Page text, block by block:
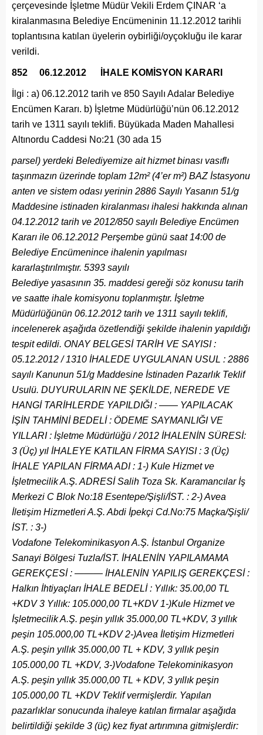
çerçevesinde İşletme Müdür Vekili Erdem ÇINAR ‘a
kiralanmasına Belediye Encümeninin 11.12.2012 tarihli
toplantısına katılan üyelerin oybirliği/oyçokluğu ile karar
verildi.
852 06.12.2012 İHALE KOMİSYON KARARI
İlgi : a) 06.12.2012 tarih ve 850 Sayılı Adalar Belediye
Encümen Kararı. b) İşletme Müdürlüğü’nün 06.12.2012
tarih ve 1311 sayılı teklifi. Büyükada Maden Mahallesi
Altınordu Caddesi No:21 (30 ada 15
parsel) yerdeki Belediyemize ait hizmet binası vasıflı
taşınmazın üzerinde toplam 12m² (4’er m²) BAZ İstasyonu
anten ve sistem odası yerinin 2886 Sayılı Yasanın 51/g
Maddesine istinaden kiralanması ihalesi hakkında alınan
04.12.2012 tarih ve 2012/850 sayılı Belediye Encümen
Kararı ile 06.12.2012 Perşembe günü saat 14:00 de
Belediye Encümenince ihalenin yapılması
kararlaştırılmıştır. 5393 sayılı
Belediye yasasının 35. maddesi gereği söz konusu tarih
ve saatte ihale komisyonu toplanmıştır. İşletme
Müdürlüğünün 06.12.2012 tarih ve 1311 sayılı teklifi,
incelenerek aşağıda özetlendiği şekilde ihalenin yapıldığı
tespit edildi. ONAY BELGESİ TARİH VE SAYISI :
05.12.2012 / 1310 İHALEDE UYGULANAN USUL : 2886
sayılı Kanunun 51/g Maddesine İstinaden Pazarlık Teklif
Usulü. DUYURULARIN NE ŞEKİLDE, NEREDE VE
HANGİ TARİHLERDE YAPILDIĞI : —— YAPILACAK
İŞİN TAHMİNİ BEDELİ : ÖDEME SAYMANLIĞI VE
YILLARI : İşletme Müdürlüğü / 2012 İHALENİN SÜRESİ:
3 (Üç) yıl İHALEYE KATILAN FİRMA SAYISI : 3 (Üç)
İHALE YAPILAN FİRMA ADI : 1-) Kule Hizmet ve
İşletmecilik A.Ş. ADRESİ Salih Toza Sk. Karamancılar İş
Merkezi C Blok No:18 Esentepe/Şişli/İST. : 2-) Avea
İletişim Hizmetleri A.Ş. Abdi İpekçi Cd.No:75 Maçka/Şişli/
İST. : 3-)
Vodafone Telekominikasyon A.Ş. İstanbul Organize
Sanayi Bölgesi Tuzla/İST. İHALENİN YAPILAMAMA
GEREKÇESİ : ——— İHALENİN YAPILIŞ GEREKÇESİ :
Halkın İhtiyaçları İHALE BEDELİ : Yıllık: 35.00,00 TL
+KDV 3 Yıllık: 105.000,00 TL+KDV 1-)Kule Hizmet ve
İşletmecilik A.Ş. peşin yıllık 35.000,00 TL+KDV, 3 yıllık
peşin 105.000,00 TL+KDV 2-)Avea İletişim Hizmetleri
A.Ş. peşin yıllık 35.000,00 TL + KDV, 3 yıllık peşin
105.000,00 TL +KDV, 3-)Vodafone Telekominikasyon
A.Ş. peşin yıllık 35.000,00 TL + KDV, 3 yıllık peşin
105.000,00 TL +KDV Teklif vermişlerdir. Yapılan
pazarlıklar sonucunda ihaleye katılan firmalar aşağıda
belirtildiği şekilde 3 (üç) kez fiyat artırımına gitmişlerdir: